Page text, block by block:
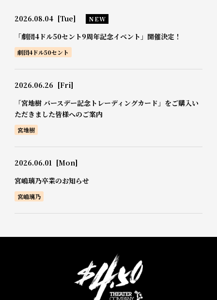
2026.08.04 [Tue] NEW
「劇団4ドル50セント9周年記念イベント」開催決定！
劇団4ドル50セント
2026.06.26 [Fri]
「宮地樹 バースデー記念トレーディングカード」をご購入い
ただきました皆様へのご案内
宮地樹
2026.06.01 [Mon]
宮嶋璃乃卒業のお知らせ
宮嶋璃乃